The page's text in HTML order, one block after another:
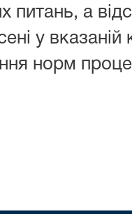
а
у вказаній
норм